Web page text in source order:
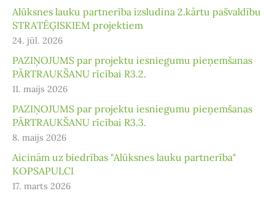
Alūksnes lauku partnerība izsludina 2.kārtu pašvaldību
STRATĒĢISKIEM projektiem
24. jūl. 2026
PAZIŅOJUMS par projektu iesniegumu pieņemšanas
PĀRTRAUKŠANU rīcībai R3.2.
11. maijs 2026
PAZIŅOJUMS par projektu iesniegumu pieņemšanas
PĀRTRAUKŠANU rīcībai R3.3.
8. maijs 2026
Aicinām uz biedrības "Alūksnes lauku partnerība"
KOPSAPULCI
17. marts 2026